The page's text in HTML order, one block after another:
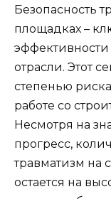
Безопасность
площадках –
эффективности
отрасли. Этот
степенью
работе со
Несмотря на
прогресс,
травматизм на
остается на